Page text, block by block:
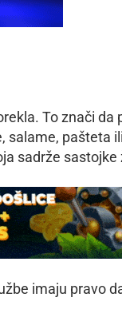
To znači da
salame, pašteta
sadrže
imaju pravo